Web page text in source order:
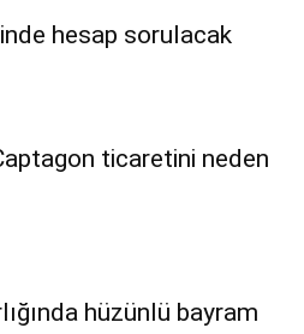
hesap sorulacak
ticaretini neden
hüzünlü bayram